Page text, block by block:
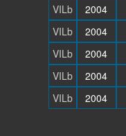
VILb
2004
VILb
2004
VILb
2004
VILb
2004
VILb
2004